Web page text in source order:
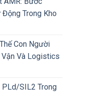
Trong Kho
Con Người
Và Logistics
PLd/SIL2 Trong